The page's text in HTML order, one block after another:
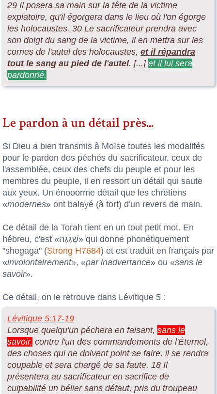
29 Il posera sa main sur la tête de la victime
expiatoire, qu'il égorgera dans le lieu où l'on égorge
les holocaustes. 30 Le sacrificateur prendra avec
son doigt du sang de la victime, il en mettra sur les
cornes de l'autel des holocaustes, et il répandra
tout le sang au pied de l'autel. [...] et il lui sera
pardonné.
Le pardon à un détail près...
Si Dieu a bien transmis à Moïse toutes les modalités
pour le pardon des péchés du sacrificateur, ceux de
l'assemblée, ceux des chefs du peuple et pour les
membres du peuple, il en ressort un détail qui saute
aux yeux. Un énooorme détail que les chrétiens
«modernes» ont balayé (à tort) d'un revers de main.
Ce détail de la Torah tient en un tout petit mot. En
hébreu, c'est «שְׁגָגָה» qui donne phonétiquement
"shegaga" (Strong H7684) et est traduit en français par
«involontairement», «par inadvertance» ou «sans le
savoir».
Ce détail, on le retrouve dans Lévitique 5 :
Lévitique 5:17-19
Lorsque quelqu'un péchera en faisant, sans le
savoir, contre l'un des commandements de l'Éternel,
des choses qui ne doivent point se faire, il se rendra
coupable et sera chargé de sa faute. 18 Il
présentera au sacrificateur en sacrifice de
culpabilité un bélier sans défaut, pris du troupeau